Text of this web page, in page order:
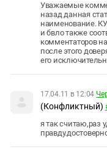
Уважаемые
назад данная
наименование.
и бвло также
комментаторов
после этого
его
17.04.11 в 12:04
(Конфликтный)
я так считаю,раз